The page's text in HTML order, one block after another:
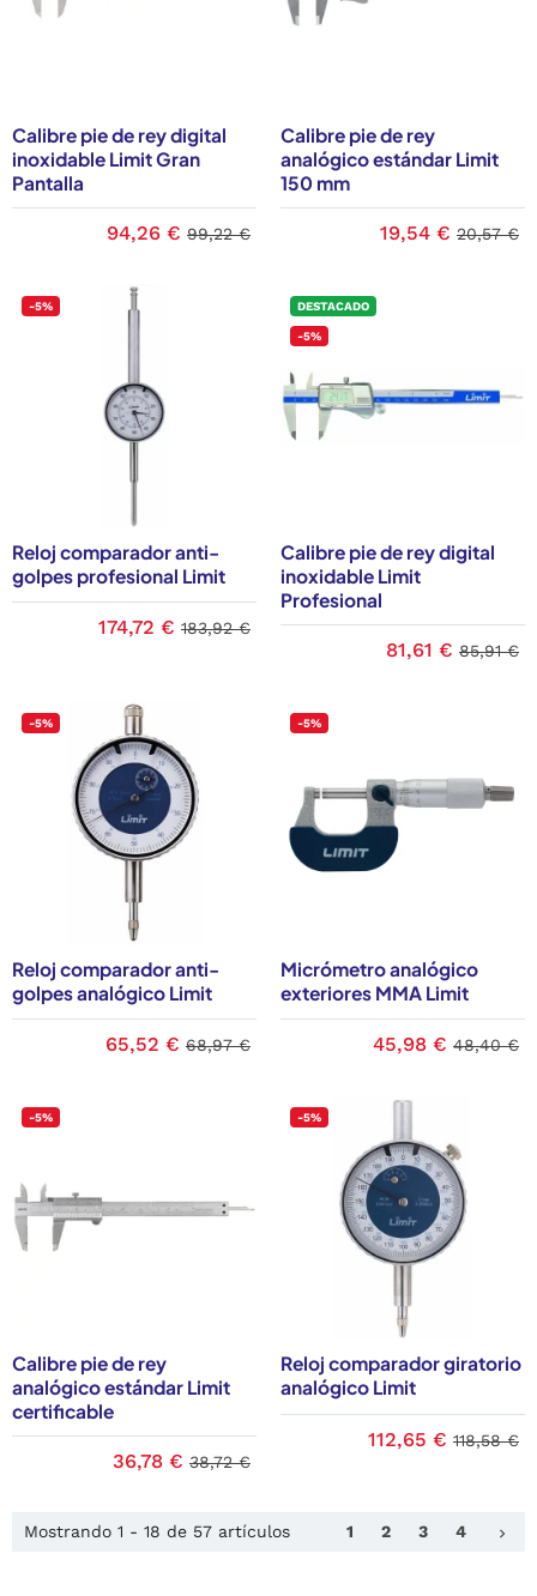
Calibre pie de rey digital
inoxidable Limit Gran
Pantalla
94,26 € 99,22 €
Calibre pie de rey
analógico estándar Limit
150 mm
19,54 € 20,57 €
-5%
Reloj comparador anti-
golpes profesional Limit
174,72 € 183,92 €
DESTACADO
-5%
Calibre pie de rey digital
inoxidable Limit
Profesional
81,61 € 85,91 €
-5%
Reloj comparador anti-
golpes analógico Limit
65,52 € 68,97 €
-5%
Micrómetro analógico
exteriores MMA Limit
45,98 € 48,40 €
-5%
Calibre pie de rey
analógico estándar Limit
certificable
36,78 € 38,72 €
-5%
Reloj comparador giratorio
analógico Limit
112,65 € 118,58 €
Mostrando 1 - 18 de 57 artículos 1 2 3 4 keyboard_arrow_right